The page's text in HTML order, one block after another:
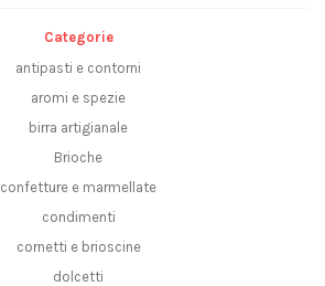
Categorie
antipasti e contorni
aromi e spezie
birra artigianale
Brioche
confetture e marmellate
condimenti
cornetti e brioscine
dolcetti